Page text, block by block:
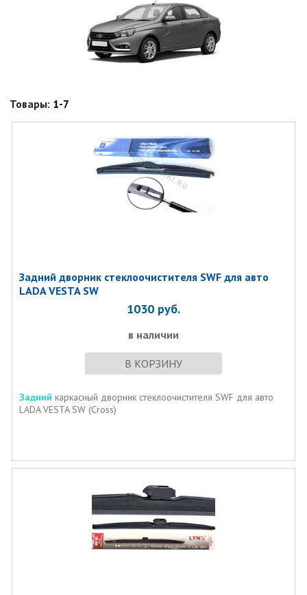
Товары: 1-7
Задний дворник стеклоочистителя SWF для авто
LADA VESTA SW
1030 руб.
в наличии
В КОРЗИНУ
Задний каркасный дворник стеклоочистителя SWF для авто
LADA VESTA SW (Cross)